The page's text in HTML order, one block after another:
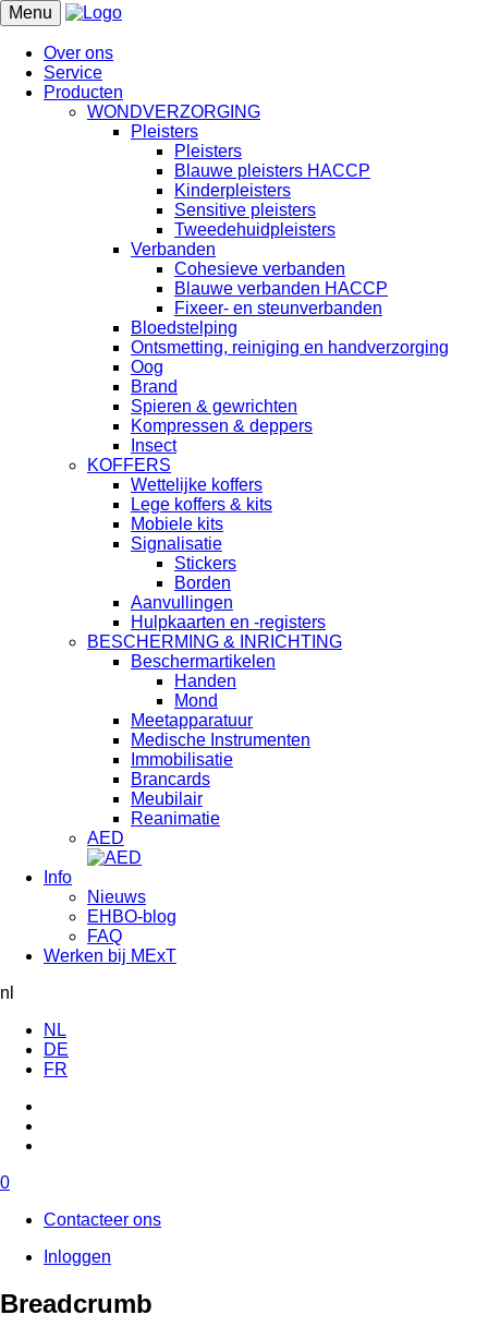
Menu
Over ons
Service
Producten
WONDVERZORGING
Pleisters
Pleisters
Blauwe pleisters HACCP
Kinderpleisters
Sensitive pleisters
Tweedehuidpleisters
Verbanden
Cohesieve verbanden
Blauwe verbanden HACCP
Fixeer- en steunverbanden
Bloedstelping
Ontsmetting, reiniging en handverzorging
Oog
Brand
Spieren & gewrichten
Kompressen & deppers
Insect
KOFFERS
Wettelijke koffers
Lege koffers & kits
Mobiele kits
Signalisatie
Stickers
Borden
Aanvullingen
Hulpkaarten en -registers
BESCHERMING & INRICHTING
Beschermartikelen
Handen
Mond
Meetapparatuur
Medische Instrumenten
Immobilisatie
Brancards
Meubilair
Reanimatie
AED
Info
Nieuws
EHBO-blog
FAQ
Werken bij MExT
nl
NL
DE
FR
0
Contacteer ons
Inloggen
Breadcrumb